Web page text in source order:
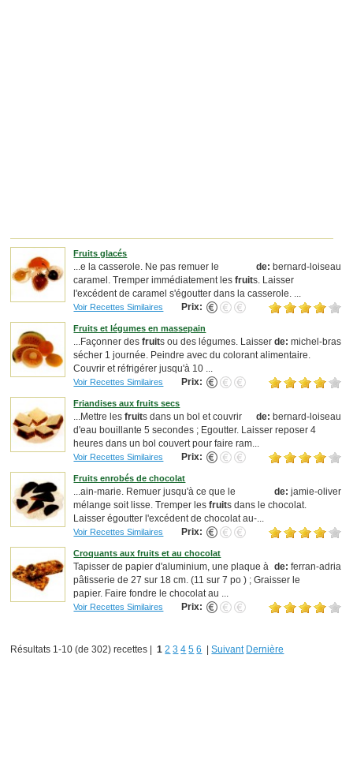
Fruits glacés
de: bernard-loiseau
...e la casserole. Ne pas remuer le
caramel. Tremper immédiatement lesfruits. Laisser
l'excédent de caramel s'égoutter dans la casserole. ...
Voir Recettes Similaires Prix:
Fruits et légumes en massepain
de: michel-bras
...Façonner desfruits ou des légumes. Laisser
sécher 1 journée. Peindre avec du colorant alimentaire.
Couvrir et réfrigérer jusqu'à 10 ...
Voir Recettes Similaires Prix:
Friandises aux fruits secs
de: bernard-loiseau
...Mettre lesfruits dans un bol et couvrir
d'eau bouillante 5 secondes ; Egoutter. Laisser reposer 4
heures dans un bol couvert pour faire ram...
Voir Recettes Similaires Prix:
Fruits enrobés de chocolat
de: jamie-oliver
...ain-marie. Remuer jusqu'à ce que le
mélange soit lisse. Tremper lesfruits dans le chocolat.
Laisser égoutter l'excédent de chocolat au-...
Voir Recettes Similaires Prix:
Croquants aux fruits et au chocolat
de: ferran-adria
Tapisser de papier d'aluminium, une plaque à
pâtisserie de 27 sur 18 cm. (11 sur 7 po ) ; Graisser le
papier. Faire fondre le chocolat au ...
Voir Recettes Similaires Prix:
Résultats 1-10 (de 302) recettes |12 3 4 5 6 |Suivant Dernière